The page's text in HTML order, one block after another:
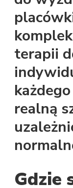
terapii
realną
Gdzie